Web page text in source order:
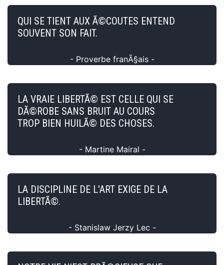
QUI SE TIENT AUX Ã©COUTES ENTEND
SOUVENT SON FAIT.
- Proverbe franÃ§ais -
LA VRAIE LIBERTÃ© EST CELLE QUI SE
DÃ©ROBE SANS BRUIT AU COURS
TROP BIEN HUILÃ© DES CHOSES.
- Martine Mairal -
LA DISCIPLINE DE L'ART EXIGE DE LA
LIBERTÃ©.
- Stanislaw Jerzy Lec -